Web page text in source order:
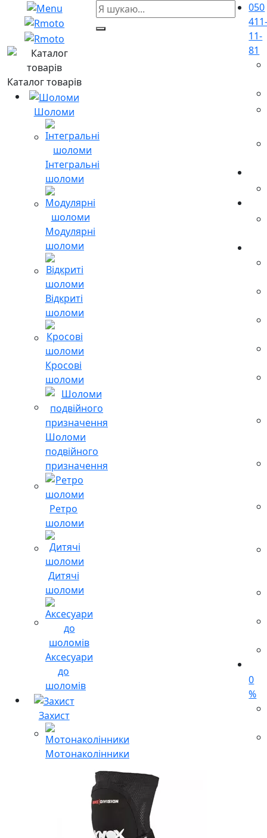
Каталог товарів
Шоломи
Інтегральні
шоломи
Модулярні
шоломи
Відкриті
шоломи
Кросові
шоломи
Шоломи
подвійного
призначення
Ретро
шоломи
Дитячі
шоломи
Аксесуари
до
шоломів
Захист
Мотонаколінники
050
11-
81
0
%